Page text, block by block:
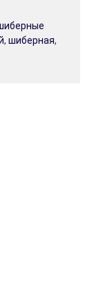
, шиберная,